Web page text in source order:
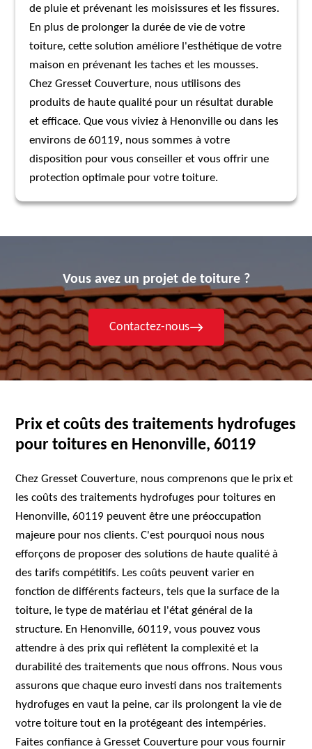
de pluie et prévenant les moisissures et les fissures.
En plus de prolonger la durée de vie de votre
toiture, cette solution améliore l'esthétique de votre
maison en prévenant les taches et les mousses.
Chez Gresset Couverture, nous utilisons des
produits de haute qualité pour un résultat durable
et efficace. Que vous viviez à Henonville ou dans les
environs de 60119, nous sommes à votre
disposition pour vous conseiller et vous offrir une
protection optimale pour votre toiture.
Vous avez un projet de toiture ?
Contactez-nous
Prix et coûts des traitements hydrofuges
pour toitures en Henonville, 60119
Chez Gresset Couverture, nous comprenons que le prix et
les coûts des traitements hydrofuges pour toitures en
Henonville, 60119 peuvent être une préoccupation
majeure pour nos clients. C'est pourquoi nous nous
efforçons de proposer des solutions de haute qualité à
des tarifs compétitifs. Les coûts peuvent varier en
fonction de différents facteurs, tels que la surface de la
toiture, le type de matériau et l'état général de la
structure. En Henonville, 60119, vous pouvez vous
attendre à des prix qui reflètent la complexité et la
durabilité des traitements que nous offrons. Nous vous
assurons que chaque euro investi dans nos traitements
hydrofuges en vaut la peine, car ils prolongent la vie de
votre toiture tout en la protégeant des intempéries.
Faites confiance à Gresset Couverture pour vous fournir